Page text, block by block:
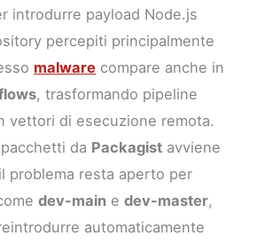
introdurre payload Node.js
percepiti principalmente
malware compare anche in
, trasformando pipeline
vettori di esecuzione remota.
da Packagist avviene
problema resta aperto per
dev-main edev-master,
automaticamente